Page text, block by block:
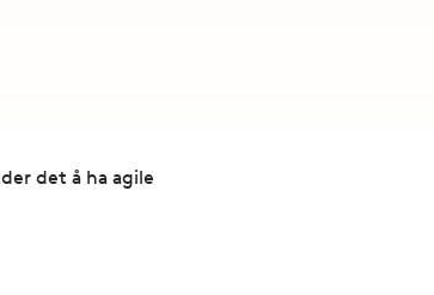
det å ha agile